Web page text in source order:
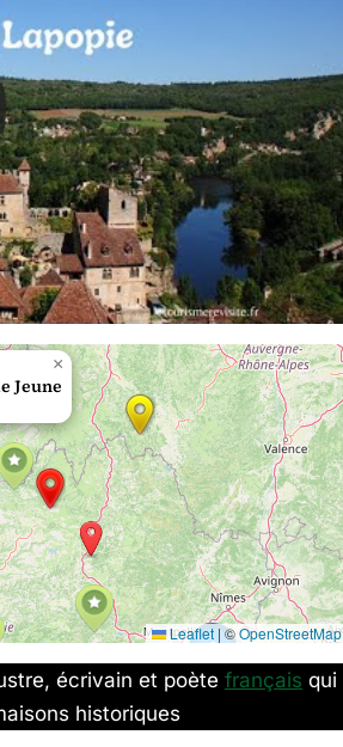
2
Jeune
×
Leaflet | ©OpenStreetMap
écrivain et poète français qui
historiques